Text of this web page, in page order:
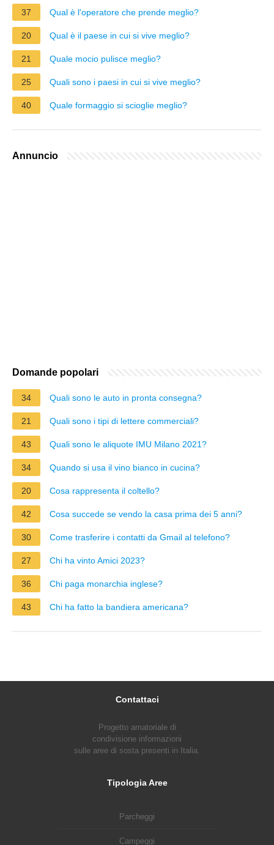
37 Qual è l'operatore che prende meglio?
20 Qual è il paese in cui si vive meglio?
21 Quale mocio pulisce meglio?
25 Quali sono i paesi in cui si vive meglio?
40 Quale formaggio si scioglie meglio?
Annuncio
Domande popolari
34 Quali sono le auto in pronta consegna?
21 Quali sono i tipi di lettere commerciali?
43 Quali sono le aliquote IMU Milano 2021?
34 Quando si usa il vino bianco in cucina?
20 Cosa rappresenta il coltello?
42 Cosa succede se vendo la casa prima dei 5 anni?
30 Come trasferire i contatti da Gmail al telefono?
27 Chi ha vinto Amici 2023?
36 Chi paga monarchia inglese?
43 Chi ha fatto la bandiera americana?
Contattaci
Progetto amatoriale di
condivisione informazioni
sulle aree di sosta presenti in Italia.
Tipologia Aree
Parcheggi
Campeggi